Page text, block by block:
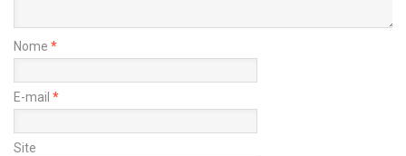
Nome *
E-mail *
Site